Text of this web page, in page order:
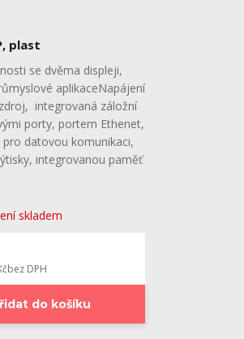
plast
se dvěma displeji,
aplikaceNapájení
integrovaná záložní
porty, portem Ethenet,
datovou komunikaci,
integrovanou paměť
skladem
bez DPH
do košíku